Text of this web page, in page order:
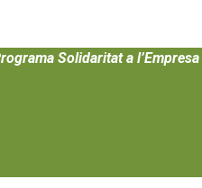
Solidaritat a l’Empresa